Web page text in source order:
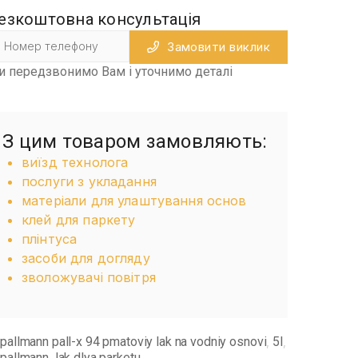
консультація
Замовити виклик
передзвонимо Вам і уточнимо деталі
З цим товаром замовляють:
виїзд технолога
послуги з укладання
матеріали для улаштування основ
клей для паркету
плінтуса
засоби для догляду
зволожувачі повітря
pallmann pall-x 94 pmatoviy lak na vodniy osnovi 5l